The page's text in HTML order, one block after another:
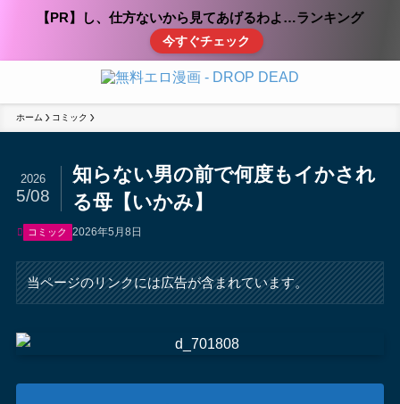
【PR】し、仕方ないから見てあげるわよ…ランキング
今すぐチェック
ホーム コミック
知らない男の前で何度もイかされ
る母【いかみ】
2026
5/08
コミック 2026年5月8日
当ページのリンクには広告が含まれています。